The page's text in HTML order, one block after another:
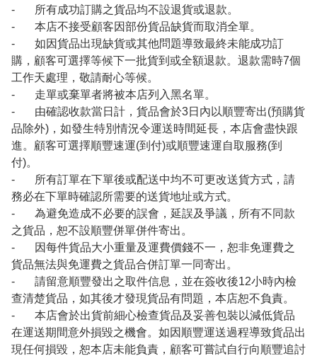
- 所有成功訂購之貨品均不設退貨或退款。
- 本店不接受顧客因部份貨品缺貨而取消全單。
- 如因貨品出現缺貨或其他問題導致最終未能成功訂
購，顧客可選擇等候下一批貨到或全額退款。退款需時7個
工作天處理，敬請耐心等候。
- 走單或棄單者將被本店列入黑名單。
- 由確認收款當日計，貨品會於3日內以順豐寄出(預購貨
品除外)，如發生特別情況令運送時間延長，本店會盡快跟
進。顧客可選擇順豐速運(到付)或順豐速運自取服務(到
付)。
- 所有訂單在下單後或配送中均不可更改送貨方式，請
務必在下單時確認所需要的送貨地址或方式。
- 為避免造成不必要的誤會，延誤及爭議，所有不同款
之貨品，恕不設順豐併單併件寄出。
- 因每件貨品大小重量及運費價錢不一，恕非免運費之
貨品無法與免運費之貨品合併訂單一同寄出。
- 請留意順豐發出之取件信息，並在簽收後12小時內檢
查清楚貨品，如其後才發現貨品有問題，本店恕不負責。
- 本店會於出貨前細心檢查貨品及妥善包裝以減低貨品
在運送期間意外損毀之機會。如因順豐運送過程導致貨品出
現任何損毀，恕本店未能負責，顧客可嘗試自行向順豐追討